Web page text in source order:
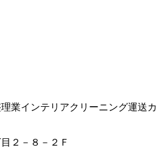
業インテリアクリーニング運送カ
２－８－２Ｆ